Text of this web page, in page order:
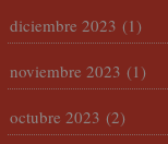
diciembre 2023 (1)
noviembre 2023 (1)
octubre 2023 (2)